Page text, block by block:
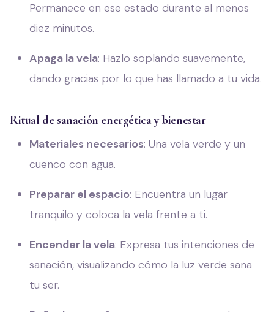
Permanece en ese estado durante al menos
diez minutos.
Apaga la vela: Hazlo soplando suavemente,
dando gracias por lo que has llamado a tu vida.
Ritual de sanación energética y bienestar
Materiales necesarios: Una vela verde y un
cuenco con agua.
Preparar el espacio: Encuentra un lugar
tranquilo y coloca la vela frente a ti.
Encender la vela: Expresa tus intenciones de
sanación, visualizando cómo la luz verde sana
tu ser.